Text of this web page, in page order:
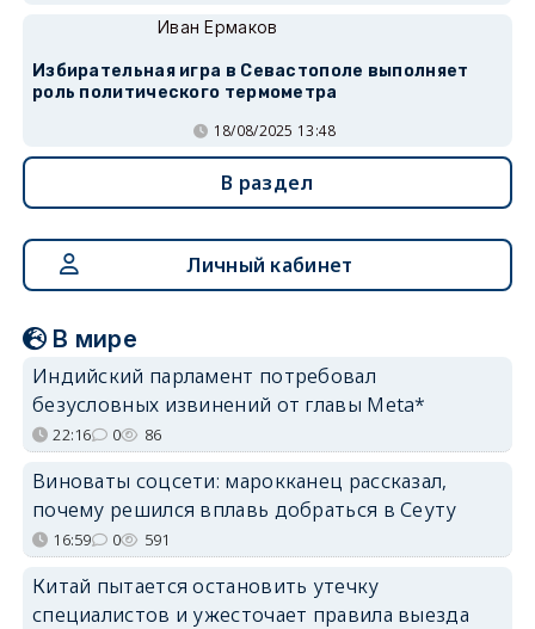
Иван Ермаков
Избирательная игра в Севастополе выполняет
роль политического термометра
18/08/2025 13:48
В раздел
Личный кабинет
В мире
Индийский парламент потребовал
безусловных извинений от главы Meta*
22:16 0 86
Виноваты соцсети: марокканец рассказал,
почему решился вплавь добраться в Сеуту
16:59 0 591
Китай пытается остановить утечку
специалистов и ужесточает правила выезда